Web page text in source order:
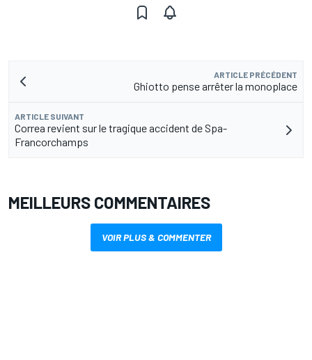
ARTICLE PRÉCÉDENT
Ghiotto pense arrêter la monoplace
ARTICLE SUIVANT
Correa revient sur le tragique accident de Spa-
Francorchamps
MEILLEURS COMMENTAIRES
VOIR PLUS & COMMENTER